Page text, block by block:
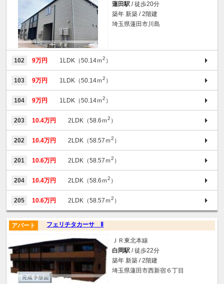
蓮田駅 / 徒歩20分
築年 新築 / 2階建
埼玉県蓮田市川島
102 9万円 1LDK（50.14ｍ2 ）
103 9万円 1LDK（50.14ｍ2 ）
104 9万円 1LDK（50.14ｍ2 ）
203 10.4万円 2LDK（58.6ｍ2 ）
202 10.4万円 2LDK（58.57ｍ2 ）
201 10.6万円 2LDK（58.57ｍ2 ）
204 10.4万円 2LDK（58.6ｍ2 ）
205 10.6万円 2LDK（58.57ｍ2 ）
フェリチタカーサ Ⅱ
アパート
ＪＲ東北本線
白岡駅 / 徒歩22分
築年 新築 / 2階建
埼玉県蓮田市西新宿６丁目